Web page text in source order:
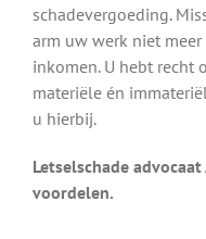
schadevergoeding.
arm uw werk niet
inkomen. U hebt recht
materiële én
u hierbij.
Letselschade
voordelen.